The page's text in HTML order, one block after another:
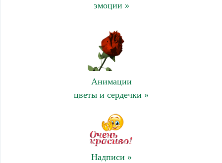
эмоции »
Анимации
цветы и сердечки »
Надписи »